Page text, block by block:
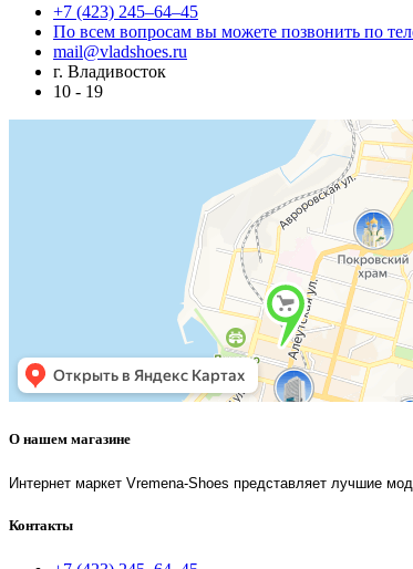
+7 (423) 245–64–45
По всем вопросам вы можете позвонить по
mail@vladshoes.ru
г. Владивосток
10 - 19
О нашем магазине
Интернет маркет Vremena-Shoes представляет лучшие
Контакты